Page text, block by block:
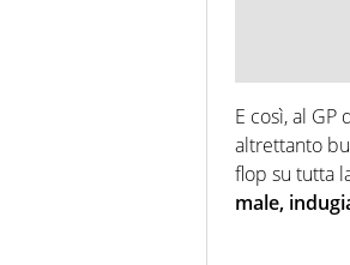
E così, al
altrettanto
flop su tutta
male,